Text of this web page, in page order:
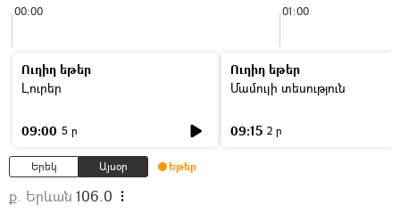
00:00 01:00
Ուղիղ եթեր
Լուրեր
09:00 5 ր
Ուղիղ եթեր
Մամուլի տեսություն
09:15 2 ր
Երեկ Այսօր Եթեր
ք. Երևան 106.0